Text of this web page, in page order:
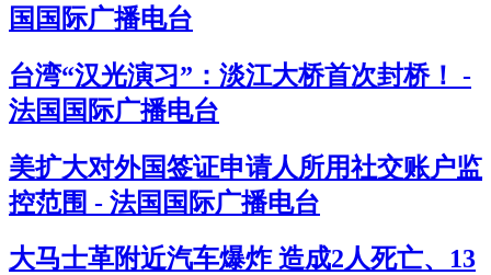
国国际广播电台
台湾“汉光演习”：淡江大桥首次封桥！ -
法国国际广播电台
美扩大对外国签证申请人所用社交账户监
控范围 - 法国国际广播电台
大马士革附近汽车爆炸 造成2人死亡、13